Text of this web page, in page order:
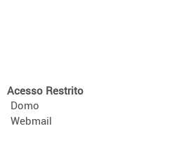
Acesso Restrito
Domo
Webmail